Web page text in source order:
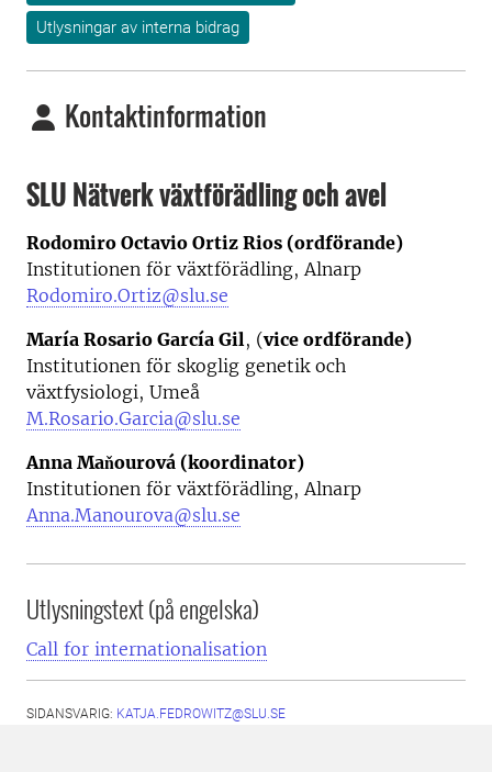
Utlysningar av interna bidrag
Kontaktinformation
SLU Nätverk växtförädling och avel
Rodomiro Octavio Ortiz Rios (ordförande)
Institutionen för växtförädling, Alnarp
Rodomiro.Ortiz@slu.se
María Rosario García Gil, (vice ordförande)
Institutionen för skoglig genetik och
växtfysiologi, Umeå
M.Rosario.Garcia@slu.se
Anna Maňourová (koordinator)
Institutionen för växtförädling, Alnarp
Anna.Manourova@slu.se
Utlysningstext (på engelska)
Call for internationalisation
SIDANSVARIG: KATJA.FEDROWITZ@SLU.SE